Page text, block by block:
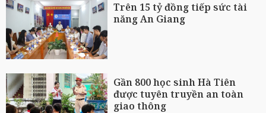
Trên 15 tỷ đồng tiếp sức tài
năng An Giang
Gần 800 học sinh Hà Tiên
được tuyên truyền an toàn
giao thông